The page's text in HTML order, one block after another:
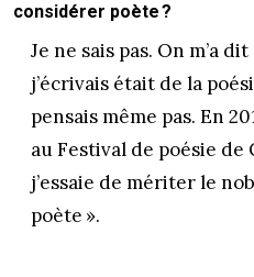
considérer poète ?
Je ne sais pas. On m’a
j’écrivais était de la
pensais même pas. En
au Festival de poésie de
j’essaie de mériter le
poète ».